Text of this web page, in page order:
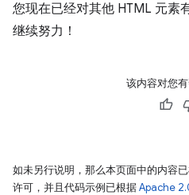
您现在已经对其他 HTML 元素
继续努力！
该内容对您
如未另行说明，那么本页面中的内容
许可，并且代码示例已根据Apache